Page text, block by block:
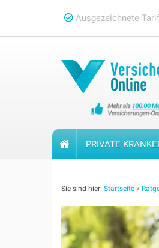
content
Ausgezeichnete
PRIVATE
Sie sind hier: Startseite »